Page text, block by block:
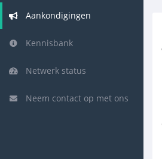
Aankondigingen
Kennisbank
Netwerk status
Neem contact op met ons